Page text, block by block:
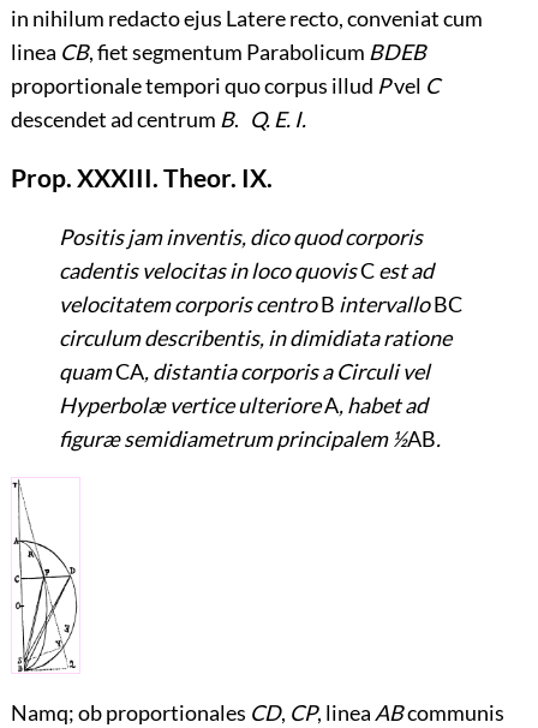
in nihilum redacto ejus Latere recto, conveniat cum
linea CB, fiet segmentum Parabolicum BDEB
proportionale tempori quo corpus illud Pvel C
descendet ad centrum B. Q. E. I.
Prop. XXXIII. Theor. IX.
Positis jam inventis, dico quod corporis
cadentis velocitas in loco quovisCest ad
velocitatem corporis centroB intervalloBC
circulum describentis, in dimidiata ratione
quamCA, distantia corporis a Circuli vel
Hyperbolæ vertice ulterioreA, habet ad
figuræ semidiametrum principalem ½AB.
Namq; ob proportionales CD, CP, lineaABcommunis